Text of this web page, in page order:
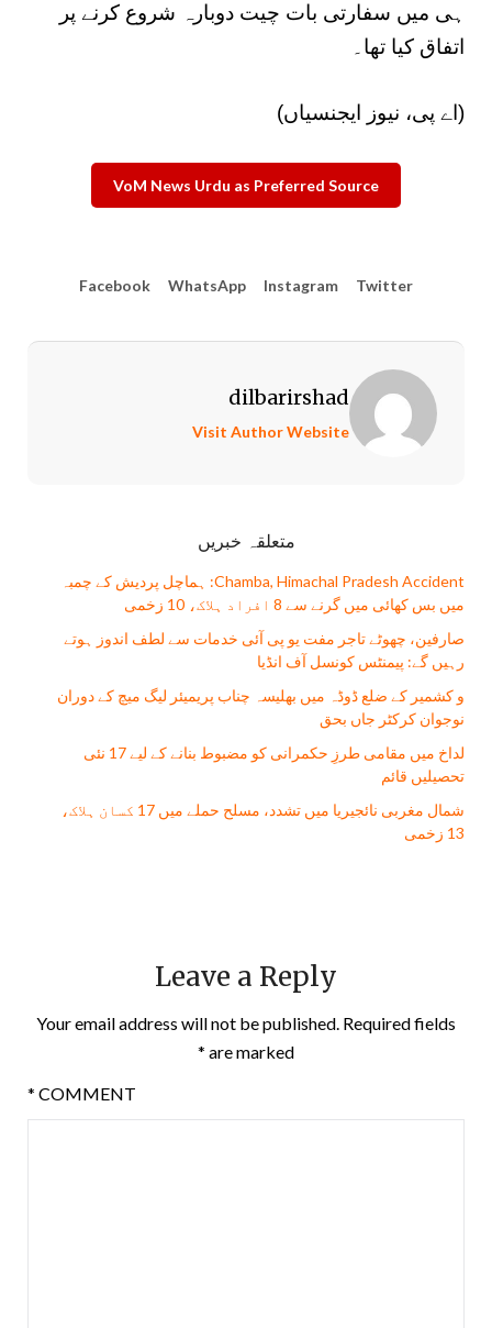
ہی میں سفارتی بات چیت دوبارہ شروع کرنے پر
اتفاق کیا تھا۔
(اے پی، نیوز ایجنسیاں)
VoM News Urdu as Preferred Source
Facebook WhatsApp Instagram Twitter
dilbarirshad
Visit Author Website
متعلقہ خبریں
Chamba, Himachal Pradesh Accident: ہماچل پردیش کے چمبہ
میں بس کھائی میں گرنے سے 8 افراد ہلاک، 10 زخمی
صارفین، چھوٹے تاجر مفت يو پی آئی خدمات سے لطف اندوز ہوتے
رہیں گے: پیمنٹس کونسل آف انڈیا
و کشمیر کے ضلع ڈوڈہ میں بھلیسہ چناب پریمیئر لیگ میچ کے دوران
نوجوان کرکٹر جاں بحق
لداخ میں مقامی طرزِ حکمرانی کو مضبوط بنانے کے لیے 17 نئی
تحصیلیں قائم
شمال مغربی نائجیریا میں تشدد، مسلح حملے میں 17 کسان ہلاک،
13 زخمی
Leave a Reply
Your email address will not be published. Required fields
are marked
*
COMMENT
*